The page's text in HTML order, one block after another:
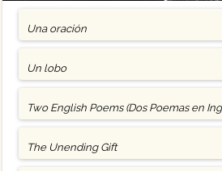
Una oración
Un lobo
Two English Poems (Dos Poemas en
The Unending Gift